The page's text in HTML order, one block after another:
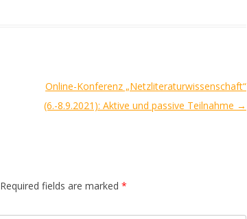
Online-Konferenz „Netzliteraturwissenschaft“
(6.-8.9.2021): Aktive und passive Teilnahme →
Required fields are marked *